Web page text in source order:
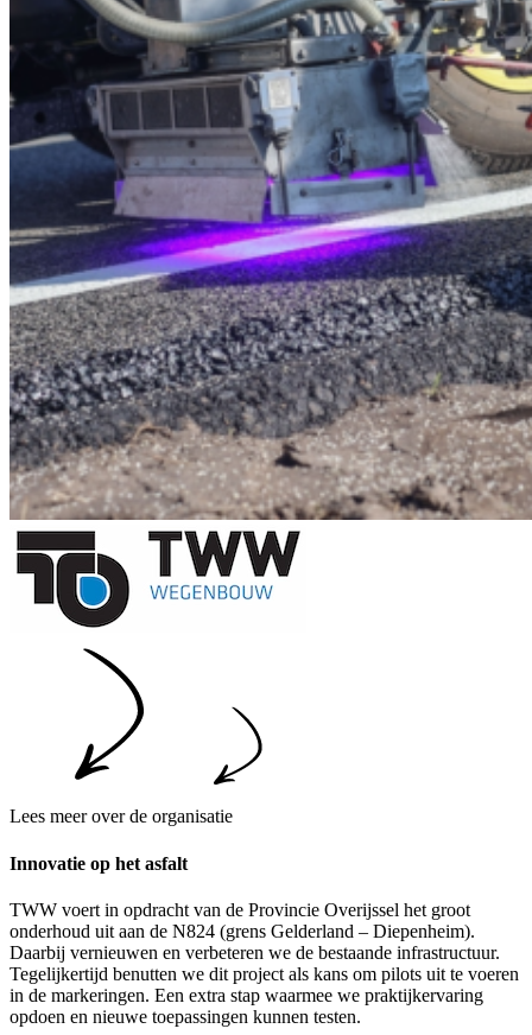
Lees meer over de organisatie
Innovatie op het asfalt
TWW voert in opdracht van de Provincie Overijssel het groot
onderhoud uit aan de N824 (grens Gelderland – Diepenheim).
Daarbij vernieuwen en verbeteren we de bestaande infrastructuur.
Tegelijkertijd benutten we dit project als kans om pilots uit te voeren
in de markeringen. Een extra stap waarmee we praktijkervaring
opdoen en nieuwe toepassingen kunnen testen.